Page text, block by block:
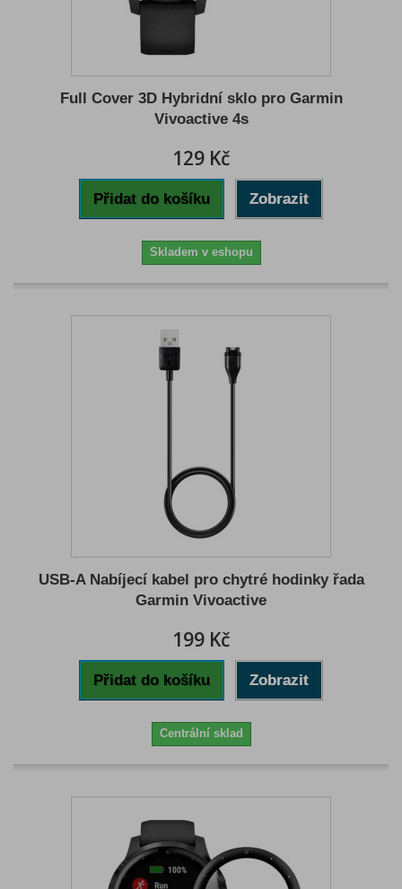
Full Cover 3D Hybridní sklo pro Garmin
Vivoactive 4s
129 Kč
Přidat do košíku Zobrazit
Skladem v eshopu
USB-A Nabíjecí kabel pro chytré hodinky řada
Garmin Vivoactive
199 Kč
Přidat do košíku Zobrazit
Centrální sklad